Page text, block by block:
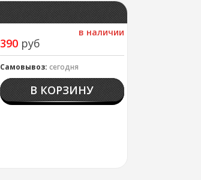
в наличии
390 руб
Самовывоз: сегодня
В КОРЗИНУ